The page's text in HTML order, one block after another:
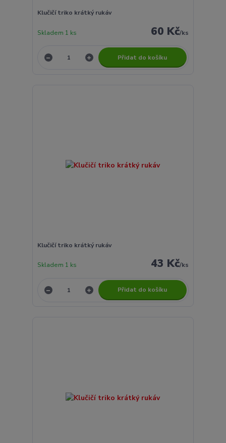
Klučičí triko krátký rukáv
60 Kč/ks
Skladem 1 ks
Přidat do košíku
Klučičí triko krátký rukáv
43 Kč/ks
Skladem 1 ks
Přidat do košíku